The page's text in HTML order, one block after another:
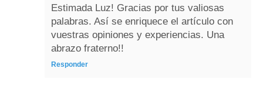
Estimada Luz! Gracias por tus valiosas
palabras. Así se enriquece el artículo con
vuestras opiniones y experiencias. Una
abrazo fraterno!!
Responder